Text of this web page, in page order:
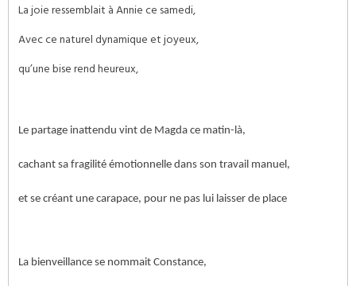
La joie ressemblait à Annie ce samedi,
Avec ce naturel dynamique et joyeux,
qu’une bise rend heureux,
Le partage inattendu vint de Magda ce matin-là,
cachant sa fragilité émotionnelle dans son travail manuel,
et se créant une carapace, pour ne pas lui laisser de place
La bienveillance se nommait Constance,